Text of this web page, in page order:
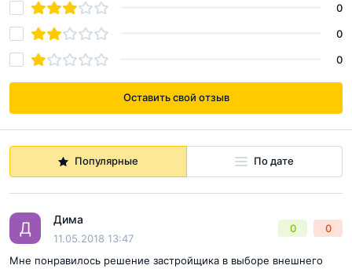
Оставить свой отзыв
Популярные По дате
Д Дима
11.05.2018 13:47
0 0
Мне понравилось решение застройщика в выборе внешнего
0
0
0